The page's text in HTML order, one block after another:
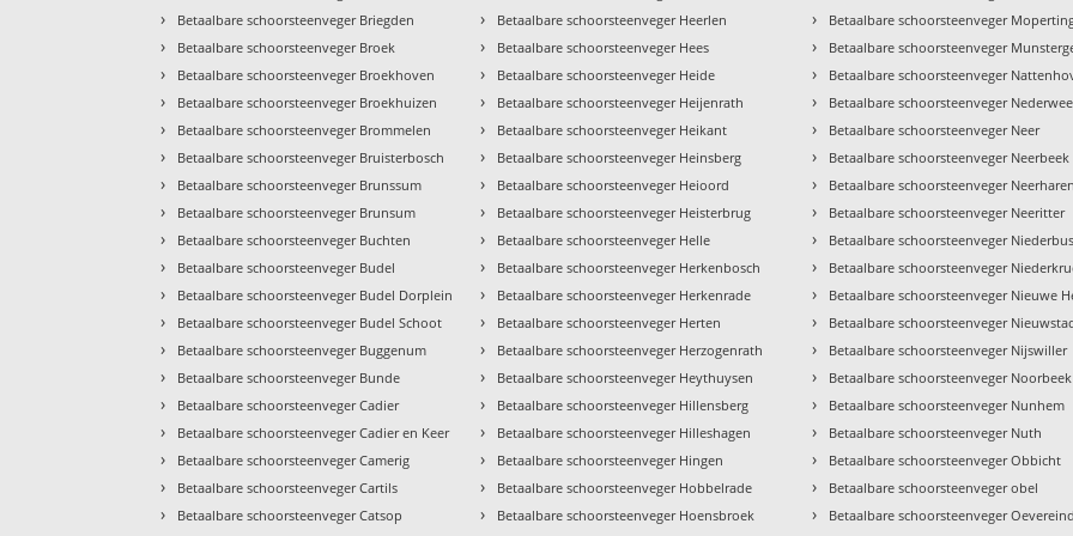
› Betaalbare schoorsteenveger Briegden
› Betaalbare schoorsteenveger Broek
› Betaalbare schoorsteenveger Broekhoven
› Betaalbare schoorsteenveger Broekhuizen
› Betaalbare schoorsteenveger Brommelen
› Betaalbare schoorsteenveger Bruisterbosch
› Betaalbare schoorsteenveger Brunssum
› Betaalbare schoorsteenveger Brunsum
› Betaalbare schoorsteenveger Buchten
› Betaalbare schoorsteenveger Budel
› Betaalbare schoorsteenveger Budel Dorplein
› Betaalbare schoorsteenveger Budel Schoot
› Betaalbare schoorsteenveger Buggenum
› Betaalbare schoorsteenveger Bunde
› Betaalbare schoorsteenveger Cadier
› Betaalbare schoorsteenveger Cadier en Keer
› Betaalbare schoorsteenveger Camerig
› Betaalbare schoorsteenveger Cartils
› Betaalbare schoorsteenveger Catsop
› Betaalbare schoorsteenveger Heerlen
› Betaalbare schoorsteenveger Hees
› Betaalbare schoorsteenveger Heide
› Betaalbare schoorsteenveger Heijenrath
› Betaalbare schoorsteenveger Heikant
› Betaalbare schoorsteenveger Heinsberg
› Betaalbare schoorsteenveger Heioord
› Betaalbare schoorsteenveger Heisterbrug
› Betaalbare schoorsteenveger Helle
› Betaalbare schoorsteenveger Herkenbosch
› Betaalbare schoorsteenveger Herkenrade
› Betaalbare schoorsteenveger Herten
› Betaalbare schoorsteenveger Herzogenrath
› Betaalbare schoorsteenveger Heythuysen
› Betaalbare schoorsteenveger Hillensberg
› Betaalbare schoorsteenveger Hilleshagen
› Betaalbare schoorsteenveger Hingen
› Betaalbare schoorsteenveger Hobbelrade
› Betaalbare schoorsteenveger Hoensbroek
› Betaalbare schoorsteenveger
› Betaalbare schoorsteenveger
› Betaalbare schoorsteenveger
› Betaalbare schoorsteenveger
› Betaalbare schoorsteenveger Neer
› Betaalbare schoorsteenveger Neerbeek
› Betaalbare schoorsteenveger Neerharen
› Betaalbare schoorsteenveger Neeritter
› Betaalbare schoorsteenveger
› Betaalbare schoorsteenveger
› Betaalbare schoorsteenveger Nieuwe
› Betaalbare schoorsteenveger
› Betaalbare schoorsteenveger Nijswiller
› Betaalbare schoorsteenveger Noorbeek
› Betaalbare schoorsteenveger Nunhem
› Betaalbare schoorsteenveger Nuth
› Betaalbare schoorsteenveger Obbicht
› Betaalbare schoorsteenveger obel
› Betaalbare schoorsteenveger Oevereind